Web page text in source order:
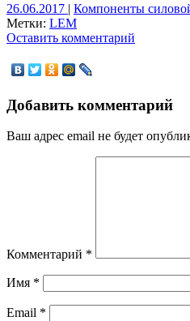
26.06.2017 | Компоненты
Метки: LEM
Оставить комментарий
Добавить комментарий
Ваш адрес email не будет
Комментарий *
Имя *
Email *